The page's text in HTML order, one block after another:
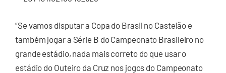
“Se vamos disputar a Copa do Brasil no Castelão e
também jogar a Série B do Campeonato Brasileiro no
grande estádio, nada mais correto do que usar o
estádio do Outeiro da Cruz nos jogos do Campeonato